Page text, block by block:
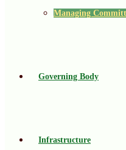
Managing
Governing Body
Infrastructure